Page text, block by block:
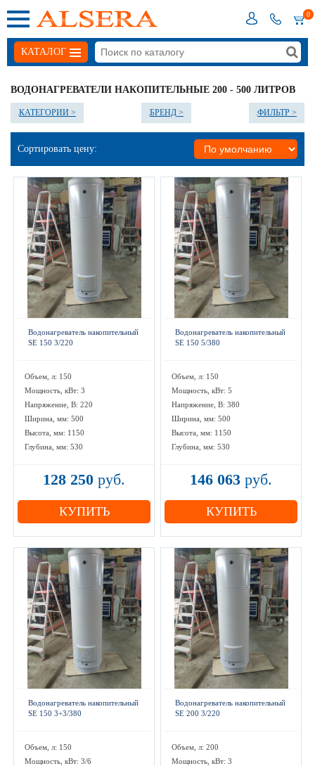
0
КАТАЛОГ
ВОДОНАГРЕВАТЕЛИ НАКОПИТЕЛЬНЫЕ 200 - 500 ЛИТРОВ
КАТЕГОРИИ > БРЕНД > ФИЛЬТР >
Сортировать цену:
Водонагреватель накопительный
SE 150 3/220
Объем, л: 150
Мощность, кВт: 3
Напряжение, В: 220
Ширина, мм: 500
Высота, мм: 1150
Глубина, мм: 530
128 250 руб.
КУПИТЬ
Водонагреватель накопительный
SE 150 5/380
Объем, л: 150
Мощность, кВт: 5
Напряжение, В: 380
Ширина, мм: 500
Высота, мм: 1150
Глубина, мм: 530
146 063 руб.
КУПИТЬ
Водонагреватель накопительный
SE 150 3+3/380
Объем, л: 150
Мощность, кВт: 3/6
Водонагреватель накопительный
SE 200 3/220
Объем, л: 200
Мощность, кВт: 3